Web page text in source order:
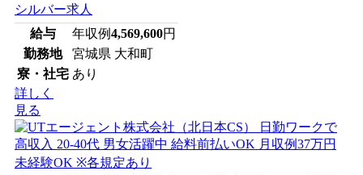
シルバー求人
給与
年収例4,569,600円
勤務地
宮城県 大和町
寮・社宅 あり
詳しく
見る